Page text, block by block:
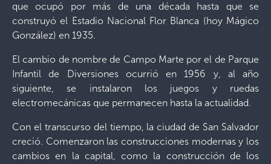
que ocupó por más de una década hasta que se
construyó el Estadio Nacional Flor Blanca (hoy Mágico
González) en 1935.
El cambio de nombre de Campo Marte por el de Parque
Infantil de Diversiones ocurrió en 1956 y, al año
siguiente, se instalaron los juegos y ruedas
electromecánicas que permanecen hasta la actualidad.
Con el transcurso del tiempo, la ciudad de San Salvador
creció. Comenzaron las construcciones modernas y los
cambios en la capital, como la construcción de los